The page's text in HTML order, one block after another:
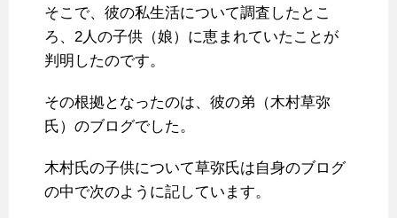
そこで、彼の私生活について調査したとこ
ろ、2人の子供（娘）に恵まれていたことが
判明したのです。
その根拠となったのは、彼の弟（木村草弥
氏）のブログでした。
木村氏の子供について草弥氏は自身のブログ
の中で次のように記しています。